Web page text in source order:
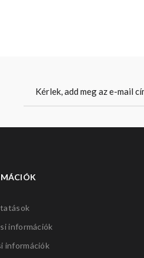
információk
információk